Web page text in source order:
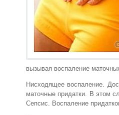
вызывая воспаление
Нисходящее воспаление.
маточные придатки. В этом
Сепсис. Воспаление